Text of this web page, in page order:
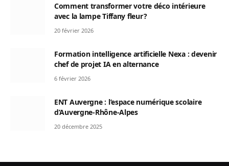
Comment transformer votre déco intérieure
avec la lampe Tiffany fleur ?
20 février 2026
Formation intelligence artificielle Nexa : devenir
chef de projet IA en alternance
6 février 2026
ENT Auvergne : l’espace numérique scolaire
d’Auvergne-Rhône-Alpes
20 décembre 2025